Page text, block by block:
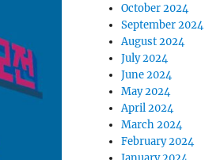
October 2024
September 2024
August 2024
July 2024
June 2024
May 2024
April 2024
March 2024
February 2024